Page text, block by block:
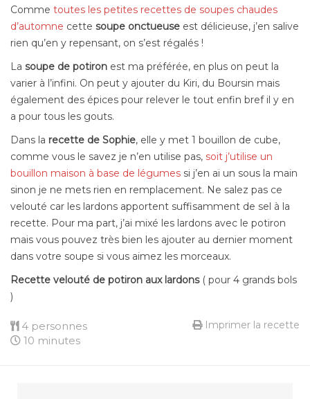
Comme toutes les petites recettes de soupes chaudes
d’automne cette soupe onctueuse est délicieuse, j’en salive
rien qu’en y repensant, on s’est régalés !
La soupe de potiron est ma préférée, en plus on peut la
varier à l’infini. On peut y ajouter du Kiri, du Boursin mais
également des épices pour relever le tout enfin bref il y en
a pour tous les gouts.
Dans la recette de Sophie, elle y met 1 bouillon de cube,
comme vous le savez je n’en utilise pas, soit j’utilise un
bouillon maison à base de légumes si j’en ai un sous la main
sinon je ne mets rien en remplacement. Ne salez pas ce
velouté car les lardons apportent suffisamment de sel à la
recette. Pour ma part, j’ai mixé les lardons avec le potiron
mais vous pouvez très bien les ajouter au dernier moment
dans votre soupe si vous aimez les morceaux.
Recette velouté de potiron aux lardons( pour 4 grands bols
)
4 personnes
10 minutes
Imprimer la recette